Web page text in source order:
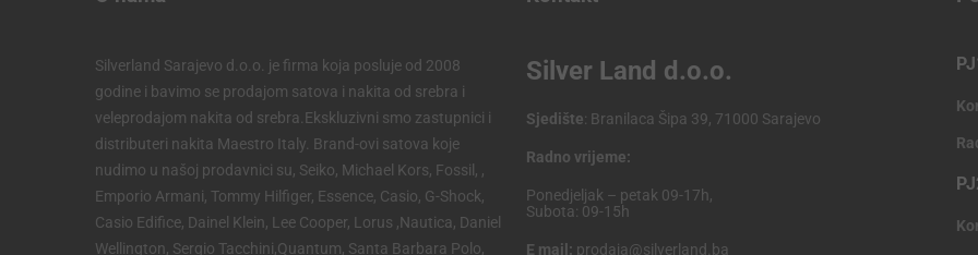
Silverland Sarajevo d.o.o. je firma koja posluje od 2008
godine i bavimo se prodajom satova i nakita od srebra i
veleprodajom nakita od srebra.Ekskluzivni smo zastupnici i
distributeri nakita Maestro Italy. Brand-ovi satova koje
nudimo u našoj prodavnici su, Seiko, Michael Kors, Fossil, ,
Emporio Armani, Tommy Hilfiger, Essence, Casio, G-Shock,
Casio Edifice, Dainel Klein, Lee Cooper, Lorus ,Nautica, Daniel
Wellington, Sergio Tacchini,Quantum, Santa Barbara Polo,
Silver Land d.o.o.
Sjedište: Branilaca Šipa 39, 71000 Sarajevo
Radno vrijeme:
Ponedjeljak – petak 09-17h,
Subota: 09-15h
E mail: prodaja@silverland.ba